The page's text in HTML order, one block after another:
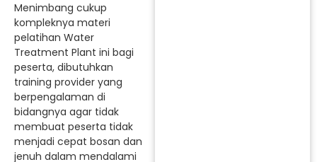
Menimbang cukup
kompleknya materi
pelatihan Water
Treatment Plant ini bagi
peserta, dibutuhkan
training provider yang
berpengalaman di
bidangnya agar tidak
membuat peserta tidak
menjadi cepat bosan dan
jenuh dalam mendalami